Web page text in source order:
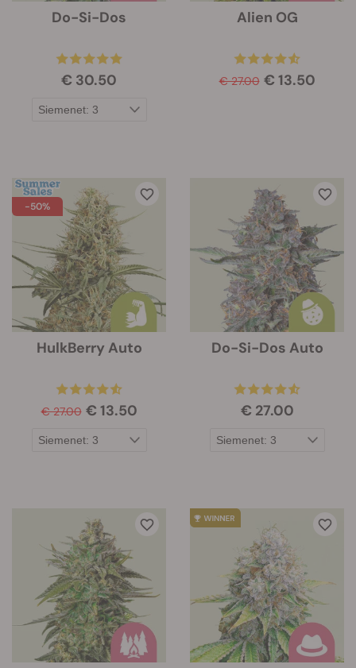
Do-Si-Dos
€ 30.50
Alien OG
€ 27.00 € 13.50
-50%
HulkBerry Auto
€ 27.00 € 13.50
Do-Si-Dos Auto
€ 27.00